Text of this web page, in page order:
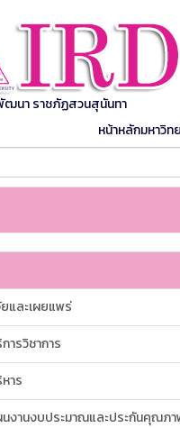
ฒนา ราชภัฏสวนสุนันทา
หน้าหลักมหาวิท
และเผยแพร่
ารวิชาการ
าร
นงานงบประมาณและประกันคุณภ